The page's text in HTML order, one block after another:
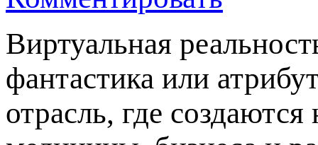
Виртуальная
фантастика или
отрасль, где